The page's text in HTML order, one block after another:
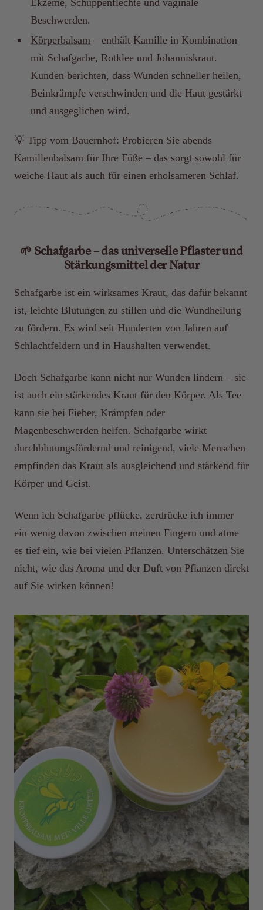
Ekzeme, Schuppenflechte und vaginale
Beschwerden.
Körperbalsam– enthält Kamille in Kombination
mit Schafgarbe, Rotklee und Johanniskraut.
Kunden berichten, dass Wunden schneller heilen,
Beinkrämpfe verschwinden und die Haut gestärkt
und ausgeglichen wird.
💡 Tipp vom Bauernhof: Probieren Sie abends
Kamillenbalsam für Ihre Füße – das sorgt sowohl für
weiche Haut als auch für einen erholsameren Schlaf.
🌱 Schafgarbe – das universelle Pflaster und
Stärkungsmittel der Natur
Schafgarbe ist ein wirksames Kraut, das dafür bekannt
ist, leichte Blutungen zu stillen und die Wundheilung
zu fördern. Es wird seit Hunderten von Jahren auf
Schlachtfeldern und in Haushalten verwendet.
Doch Schafgarbe kann nicht nur Wunden lindern – sie
ist auch ein stärkendes Kraut für den Körper. Als Tee
kann sie bei Fieber, Krämpfen oder
Magenbeschwerden helfen. Schafgarbe wirkt
durchblutungsfördernd und reinigend, viele Menschen
empfinden das Kraut als ausgleichend und stärkend für
Körper und Geist.
Wenn ich Schafgarbe pflücke, zerdrücke ich immer
ein wenig davon zwischen meinen Fingern und atme
es tief ein, wie bei vielen Pflanzen. Unterschätzen Sie
nicht, wie das Aroma und der Duft von Pflanzen direkt
auf Sie wirken können!